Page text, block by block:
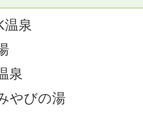
温泉
泉
やびの湯